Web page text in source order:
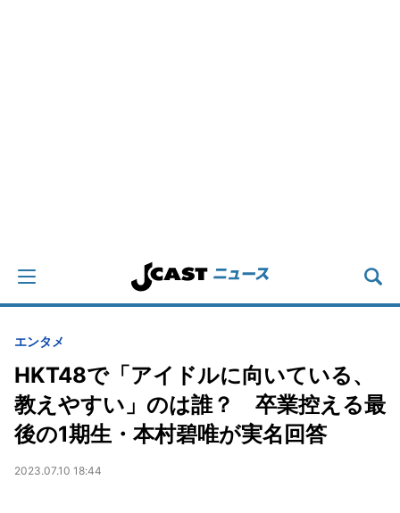
エンタメ
HKT48で「アイドルに向いている、
教えやすい」のは誰？ 卒業控える最
後の1期生・本村碧唯が実名回答
2023.07.10 18:44